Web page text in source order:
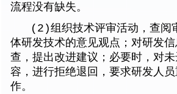
流程没有缺失。
(2)组织技术评审活动，查阅
体研发技术的意见观点；对研发
查，提出改进建议；必要时，对
容，进行拒绝退回，要求研发人
作。